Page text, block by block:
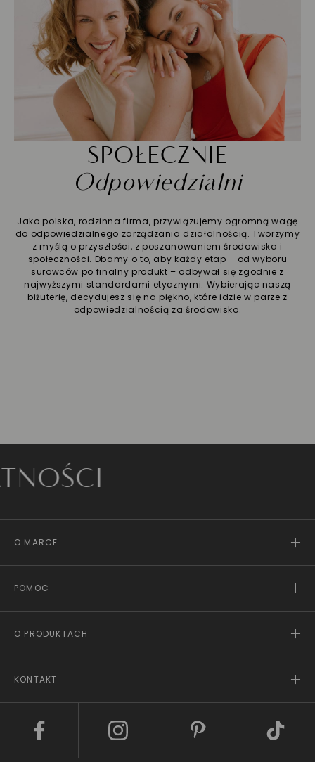
SPOŁECZNIE
Odpowiedzialni
Jako polska, rodzinna firma, przywiązujemy ogromną wagę
do odpowiedzialnego zarządzania działalnością. Tworzymy
z myślą o przyszłości, z poszanowaniem środowiska i
społeczności. Dbamy o to, aby każdy etap – od wyboru
surowców po finalny produkt – odbywał się zgodnie z
najwyższymi standardami etycznymi. Wybierając naszą
biżuterię, decydujesz się na piękno, które idzie w parze z
odpowiedzialnością za środowisko.
O MARCE
POMOC
O PRODUKTACH
KONTAKT